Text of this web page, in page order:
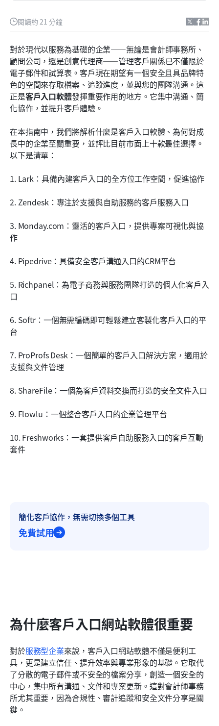
閱讀約 21 分鐘
對於現代以服務為基礎的企業——無論是會計師事務所、
顧問公司，還是創意代理商——管理客戶關係已不僅限於
電子郵件和試算表。客戶現在期望有一個安全且具品牌特
色的空間來存取檔案、追蹤進度，並與您的團隊溝通。這
正是客戶入口軟體發揮重要作用的地方。它集中溝通、簡
化協作，並提升客戶體驗。
在本指南中，我們將解析什麼是客戶入口軟體、為何對成
長中的企業至關重要，並評比目前市面上十款最佳選擇。
以下是清單：
1. Lark：具備內建客戶入口的全方位工作空間，促進協作
2. Zendesk：專注於支援與自助服務的客戶服務入口
3. Monday.com：靈活的客戶入口，提供專案可視化與協
作
4. Pipedrive：具備安全客戶溝通入口的CRM平台
5. Richpanel：為電子商務與服務團隊打造的個人化客戶入
口
6. Softr：一個無需編碼即可輕鬆建立客製化客戶入口的平
台
7. ProProfs Desk：一個簡單的客戶入口解決方案，適用於
支援與文件管理
8. ShareFile：一個為客戶資料交換而打造的安全文件入口
9. Flowlu：一個整合客戶入口的企業管理平台
10. Freshworks：一套提供客戶自助服務入口的客戶互動
套件
簡化客戶協作，無需切換多個工具
免費試用
為什麼客戶入口網站軟體很重要
對於服務型企業來說，客戶入口網站軟體不僅是便利工
具，更是建立信任、提升效率與專業形象的基礎。它取代
了分散的電子郵件或不安全的檔案分享，創造一個安全的
中心，集中所有溝通、文件和專案更新。這對會計師事務
所尤其重要，因為合規性、審計追蹤和安全文件分享是關
鍵。
為什麼客戶入口網站軟體很重要
客戶入口軟體應注意的事項
看看你需要的最佳客戶入口軟體
您必須查看的十大客戶門戶軟體工具
使用案例細分：會計、小型企業、代理商
如何選擇適合您的客戶入口網站軟體
實施與採用最佳實務
結論
常見問題解答